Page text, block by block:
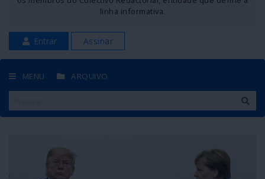
linha informativa.
Entrar Assinar
MENU ARQUIVO